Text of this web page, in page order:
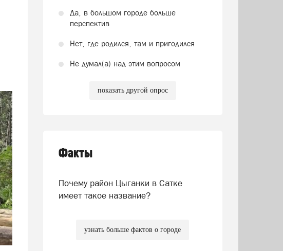
Да, в большом городе больше
перспектив
Нет, где родился, там и пригодился
Не думал(а) над этим вопросом
показать другой опрос
Факты
Почему район Цыганки в Сатке
имеет такое название?
узнать больше фактов о городе